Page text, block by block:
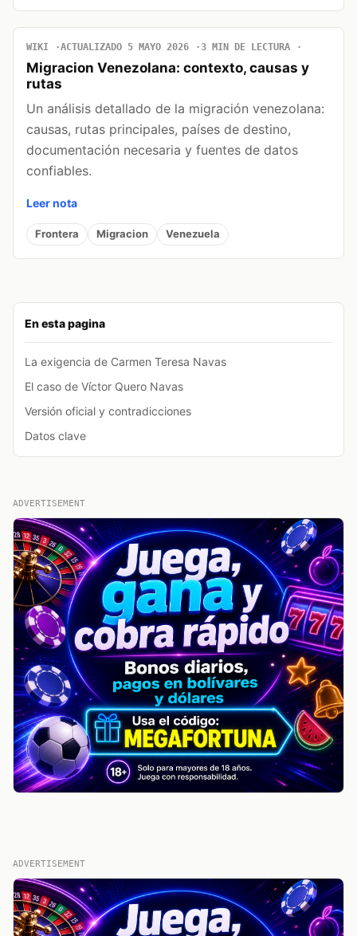
En esta pagina
La exigencia de Carmen Teresa Navas
El caso de Víctor Quero Navas
Versión oficial y contradicciones
Datos clave
WIKI ACTUALIZADO 5 MAYO 2026 3 MIN DE LECTURA
Migracion Venezolana: contexto, causas y
rutas
Un análisis detallado de la migración venezolana:
causas, rutas principales, países de destino,
documentación necesaria y fuentes de datos
confiables.
Leer nota
Frontera Migracion Venezuela
ADVERTISEMENT
ADVERTISEMENT